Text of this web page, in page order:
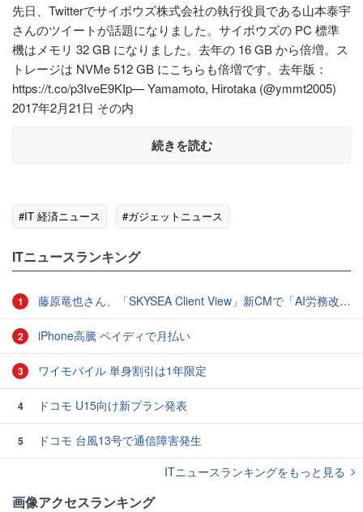
先日、Twitterでサイボウズ株式会社の執行役員である山本泰宇
さんのツイートが話題になりました。サイボウズの PC 標準
機はメモリ 32 GB になりました。去年の 16 GB から倍増。ス
トレージは NVMe 512 GB にこちらも倍増です。去年版：
https://t.co/p3IveE9KIp— Yamamoto, Hirotaka (@ymmt2005)
2017年2月21日 その内
続きを読む
#IT 経済ニュース #ガジェットニュース
ITニュースランキング
1 藤原竜也さん、「SKYSEA Client View」新CMで「AI労務改善」をアピール 働き方をAIが分析したら「すぐに休んで」と言われる？
2 iPhone高騰 ペイディで月払い
3 ワイモバイル 単身割引は1年限定
4 ドコモ U15向け新プラン発表
5
ドコモ 台風13号で通信障害発生
ITニュースランキングをもっと見る
画像アクセスランキング